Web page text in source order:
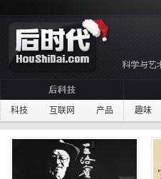
科技 互联网 产品 趣味